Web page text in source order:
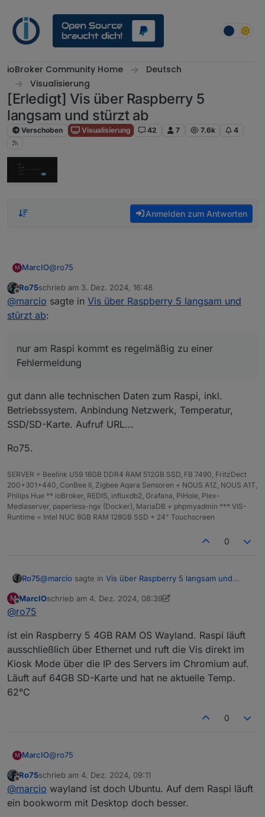
ioBroker Community Home
Deutsch
Visualisierung
[Erledigt] Vis über Raspberry 5
langsam und stürzt ab
Verschoben Visualisierung 42 7 7.6k 4
Anmelden zum Antworten
M MarcIO@ro75
Diagramme gibt es keine.
Animationen sind es auch keine, lediglich ein Bild fast
in der die Hauptansicht quasi geteilt wird, eine Seite
mit 4 View-Navs + eine Tabelle und die andere Ansicht
dann eben mit 5 View-Navs und eine Tabelle. Im
(insgesamt 9) da ist allerdings nicht mehr viel
belastendes, nur eine LED-Anzeige mit einem Binding.
dem Rechner perfekt nur am Raspi kommt es
regelmäßig zu einer Fehlermeldung.
Offline
Ro75schrieb am 3. Dez. 2024, 16:48
zuletzt editiert von
@marcio sagte in Vis über Raspberry 5 langsam und
stürzt ab:
nur am Raspi kommt es regelmäßig zu einer
Fehlermeldung
gut dann alle technischen Daten zum Raspi, inkl.
Betriebssystem. Anbindung Netzwerk, Temperatur,
SSD/SD-Karte. Aufruf URL...
Ro75.
SERVER = Beelink U59 16GB DDR4 RAM 512GB SSD, FB 7490, FritzDect
200+301+440, ConBee II, Zigbee Aqara Sensoren + NOUS A1Z, NOUS A1T,
Philips Hue ** ioBroker, REDIS, influxdb2, Grafana, PiHole, Plex-
Mediaserver, paperless-ngx (Docker), MariaDB + phpmyadmin *** VIS-
Runtime = Intel NUC 8GB RAM 128GB SSD + 24" Touchscreen
0
Ro75@marcio sagte in Vis über Raspberry 5 langsam und
gut dann alle technischen Daten zum Raspi, inkl.
Betriebssystem. Anbindung Netzwerk, Temperatur,
SSD/SD-Karte. Aufruf URL...
Ro75.
M
Offline
MarcIOschrieb am 4. Dez. 2024, 08:39
zuletzt editiert von MarcIO12. Apr. 2024, 09:40
@ro75
ist ein Raspberry 5 4GB RAM OS Wayland. Raspi läuft
ausschließlich über Ethernet und ruft die Vis direkt im
Kiosk Mode über die IP des Servers im Chromium auf.
Läuft auf 64GB SD-Karte und hat ne aktuelle Temp.
62°C
0
M MarcIO@ro75
ist ein Raspberry 5 4GB RAM OS Wayland. Raspi läuft
ausschließlich über Ethernet und ruft die Vis direkt im
Kiosk Mode über die IP des Servers im Chromium auf.
Offline
Ro75schrieb am 4. Dez. 2024, 09:11
zuletzt editiert von
@marcio wayland ist doch Ubuntu. Auf dem Raspi läuft
ein bookworm mit Desktop doch besser.